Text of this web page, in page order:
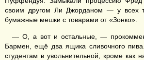
своим другом Ли Джорданом — у всех
бумажные мешки с товарами от «Зонко».
— О, а вот и остальные, —
Бармен, ещё два ящика сливочного
студентам в увольнительной, кроме как